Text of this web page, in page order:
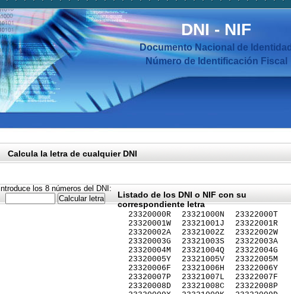
DNI-NIF
Documento Nacional de Identidad
Número de Identificación Fiscal
Calcula la letra de cualquier DNI
Introduce los 8 números del DNI:
Listado de los DNI o NIF con su
correspondiente letra
23320000R
23320001W
23320002A
23320003G
23320004M
23320005Y
23320006F
23320007P
23320008D
23321000N
23321001J
23321002Z
23321003S
23321004Q
23321005V
23321006H
23321007L
23321008C
23322000T
23322001R
23322002W
23322003A
23322004G
23322005M
23322006Y
23322007F
23322008P